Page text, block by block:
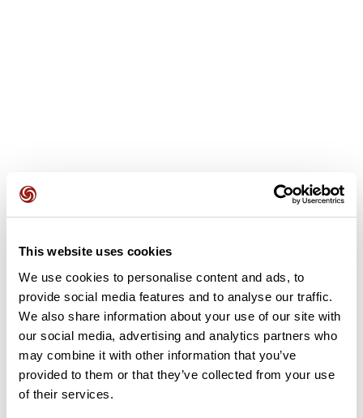
This website uses cookies
We use cookies to personalise content and ads, to
provide social media features and to analyse our traffic.
We also share information about your use of our site with
our social media, advertising and analytics partners who
may combine it with other information that you’ve
provided to them or that they’ve collected from your use
of their services.
Opiniones de los usuarios
Este recorrido aún no contiene opiniones. ¿Ya lo has
Añadir una opinión